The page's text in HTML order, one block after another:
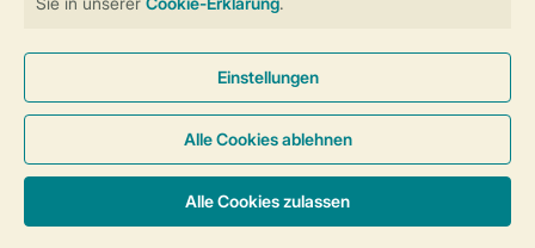
Allgemeine Bedingungen Impressum
Cookies und Banner
Barrierefreiheit